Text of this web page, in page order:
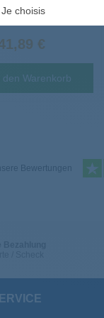
Je choisis
bei Ihnen am
€
den Warenkorb
Bewertungen